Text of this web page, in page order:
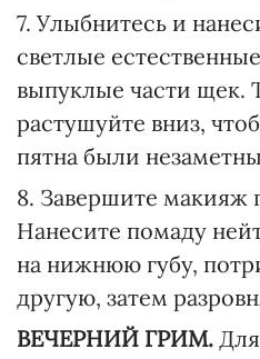
7. Улыбнитесь и
светлые
выпуклые части щек.
растушуйте вниз,
пятна были
8. Завершите макияж
Нанесите помаду
на нижнюю губу,
другую, затем
ВЕЧЕРНИЙ ГРИМ.